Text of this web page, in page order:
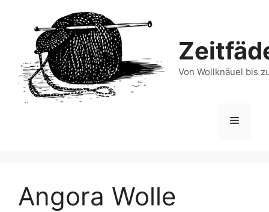
springen
Von Wollknäuel bis
Menü
Angora Wolle